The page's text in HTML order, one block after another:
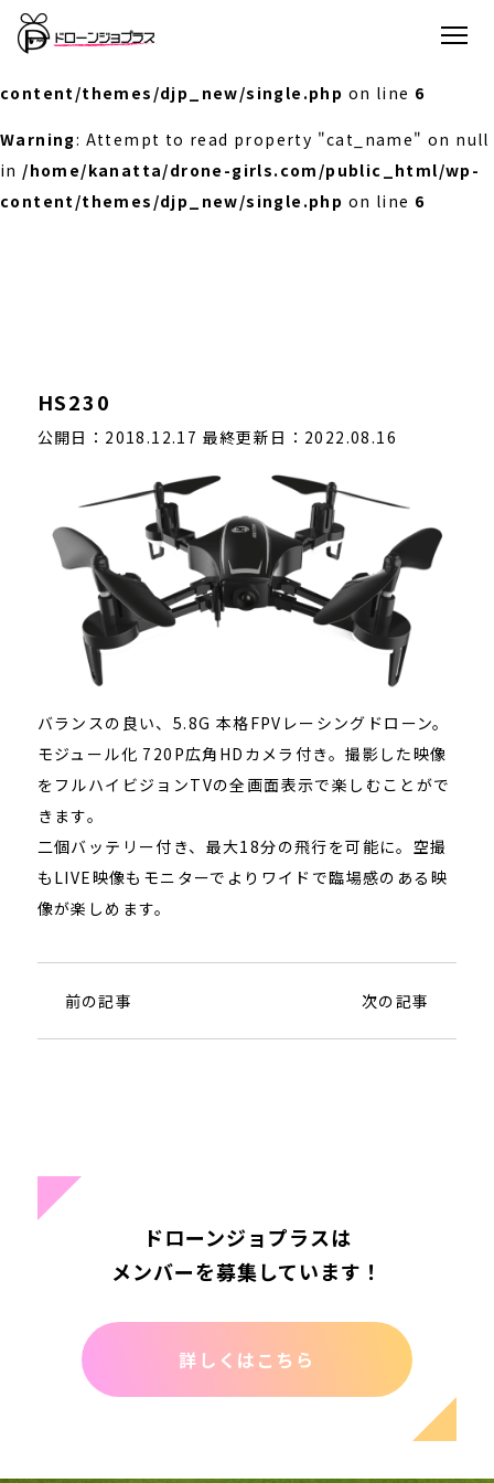
Warning: Undefined array key 0 in
content/themes/djp_new/single.php on line 6
Warning: Attempt to read property "cat_name" on null
in /home/kanatta/drone-girls.com/public_html/wp-
content/themes/djp_new/single.php on line 6
HS230
公開日：2018.12.17 最終更新日：2022.08.16
バランスの良い、5.8G 本格FPVレーシングドローン。
モジュール化 720P広角HDカメラ付き。撮影した映像
をフルハイビジョンTVの全画面表示で楽しむことがで
きます。
二個バッテリー付き、最大18分の飛行を可能に。空撮
もLIVE映像もモニターでよりワイドで臨場感のある映
像が楽しめます。
前の記事 次の記事
ドローンジョプラスは
メンバーを募集しています！
詳しくはこちら